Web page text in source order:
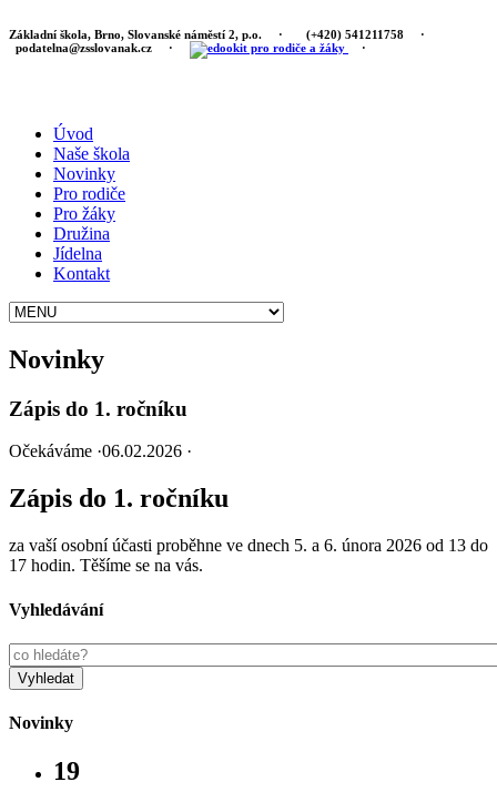
Základní škola, Brno, Slovanské náměstí 2, p.o. · (+420) 541211758 ·
podatelna@zsslovanak.cz
· ·
Úvod
Naše škola
Novinky
Pro rodiče
Pro žáky
Družina
Jídelna
Kontakt
Novinky
Zápis do 1. ročníku
Očekáváme ·06.02.2026 ·
Zápis do 1. ročníku
za vaší osobní účasti proběhne ve dnech 5. a 6. února 2026 od 13 do
17 hodin. Těšíme se na vás.
Vyhledávání
Novinky
19